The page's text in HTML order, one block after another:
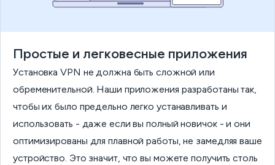
Простые и легковесные приложения
Установка VPN не должна быть сложной или
обременительной. Наши приложения разработаны так,
чтобы их было предельно легко устанавливать и
использовать - даже если вы полный новичок - и они
оптимизированы для плавной работы, не замедляя ваше
устройство. Это значит, что вы можете получить столь